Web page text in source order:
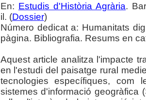
En: Estudis d'Història Agrària.
il. (Dossier)
Número dedicat a: Humanitats
pàgina. Bibliografia. Resums en
Aquest article analitza l'impacte
en l'estudi del paisatge rural
tecnologies específiques, com
sistemes d'informació geogràfica